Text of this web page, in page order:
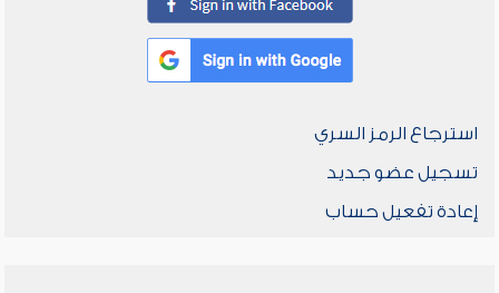
استرجاع الرمز السري
تسجيل عضو جديد
إعادة تفعيل حساب